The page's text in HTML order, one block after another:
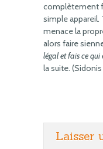
complètement
simple appareil.
menace la
alors faire
légal et fais ce qui
la suite.
Laisser